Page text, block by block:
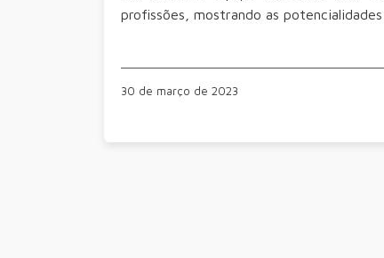
profissões, mostrando as
30 de março de 2023